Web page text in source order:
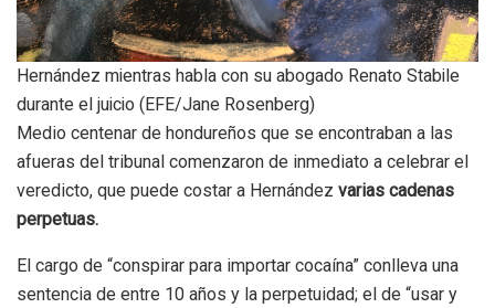
Hernández mientras habla con su abogado Renato Stabile
durante el juicio (EFE/Jane Rosenberg)
Medio centenar de hondureños que se encontraban a las
afueras del tribunal comenzaron de inmediato a celebrar el
veredicto, que puede costar a Hernández varias cadenas
perpetuas.
El cargo de “conspirar para importar cocaína” conlleva una
sentencia de entre 10 años y la perpetuidad; el de “usar y